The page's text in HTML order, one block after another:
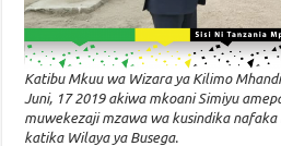
Katibu Mkuu wa Wizara ya Kilimo
Juni, 17 2019 akiwa mkoani Simiyu
muwekezaji mzawa wa kusindika
katika Wilaya ya Busega.